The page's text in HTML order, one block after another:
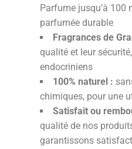
Parfume jusqu’à 100
parfumée durable
Fragrances de
qualité et leur
endocriniens
100% naturel :
chimiques, pour une
Satisfait ou
qualité de nos
garantissons